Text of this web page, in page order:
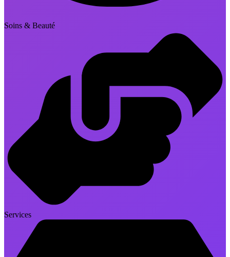
Soins & Beauté
Services